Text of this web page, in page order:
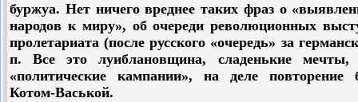
буржуа. Нет ничего вреднее таких фраз о
народов к миру», об очереди революционных
пролетариата (после русского «очередь» за
п. Все это луиблановщина, сладенькие
«политические кампании», на деле повторение
Котом-Васькой.